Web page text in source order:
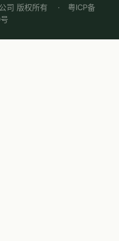
公司 版权所有 · 粤ICP备